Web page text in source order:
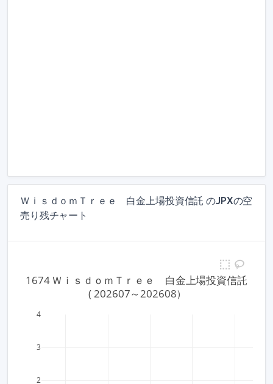
ＷｉｓｄｏｍＴｒｅｅ 白金上場投資信託 のJPXの空
売り残チャート
2
3
4
1674 ＷｉｓｄｏｍＴｒｅｅ　白金上場投資信託
( 202607～202608）